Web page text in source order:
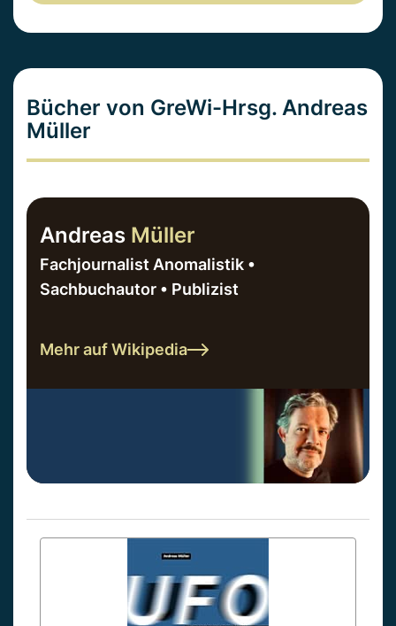
Bücher von GreWi-Hrsg. Andreas
Müller
Andreas Müller
Fachjournalist Anomalistik •
Sachbuchautor • Publizist
Mehr auf Wikipedia